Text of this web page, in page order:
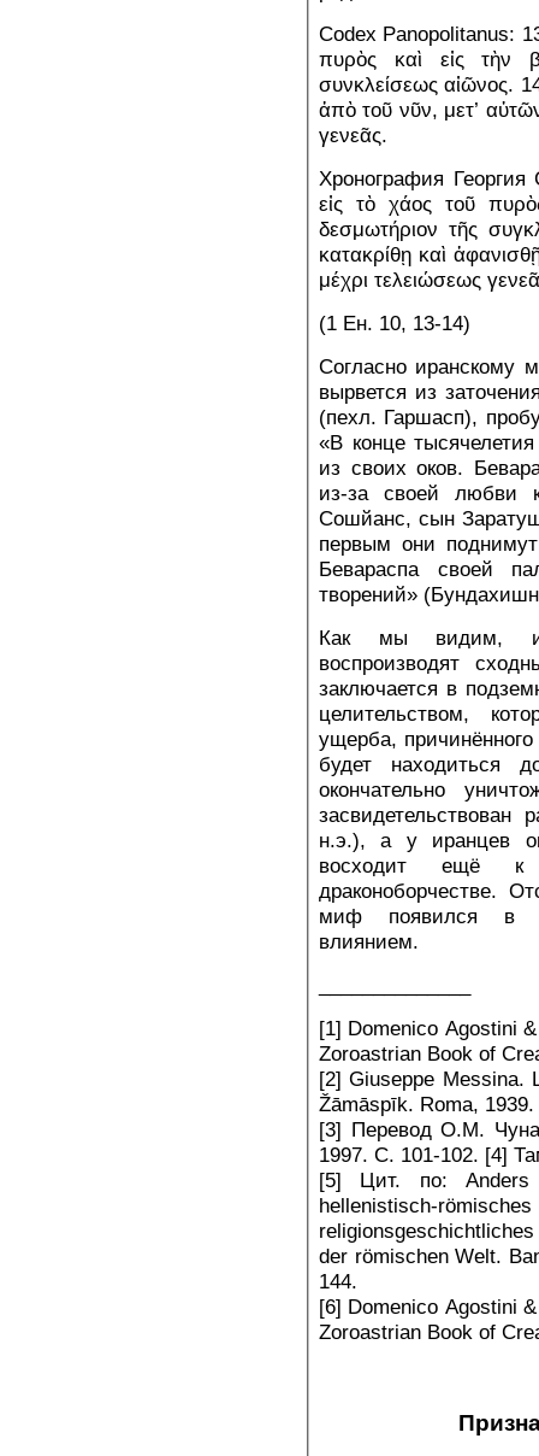
Codex Panopolitanus:
πυρὸς καὶ εἰς τὴν
συνκλείσεως αἰῶνος.
ἀπὸ τοῦ νῦν, μετ’
γενεᾶς.
Хронография Георгия
εἰς τὸ χάος τοῦ
δεσμωτήριον τῆς
κατακρίθῃ καὶ
μέχρι τελειώσεως
(1 Ен. 10, 13-14)
Согласно иранскому
вырвется из
(пехл. Гаршасп),
«В конце
из своих оков.
из-за своей любви
Сошйанс, сын
первым они
Бевараспа своей
творений»
Как мы видим,
воспроизводят
заключается в
целительством,
ущерба,
будет находиться
окончательно
н.э.), а у иранцев
восходит ещё к
драконоборчестве.
миф появился в
влиянием.
[1] Domenico Agostini
Zoroastrian Book of
[2] Giuseppe Messina.
Žāmāspīk. Roma, 1939.
[3] Перевод О.М.
1997. С. 101-102. [4]
[5] Цит. по: Anders
hellenistisch-
der römischen Welt.
144.
[6] Domenico Agostini
Zoroastrian Book of